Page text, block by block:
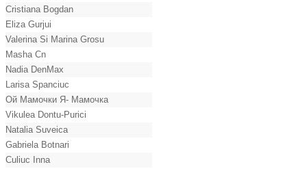
Cristiana Bogdan
Eliza Gurjui
Valerina Si Marina Grosu
Masha Cn
Nadia DenMax
Larisa Spanciuc
Ой Мамочки Я- Мамочка
Vikulea Dontu-Purici
Natalia Suveica
Gabriela Botnari
Culiuc Inna